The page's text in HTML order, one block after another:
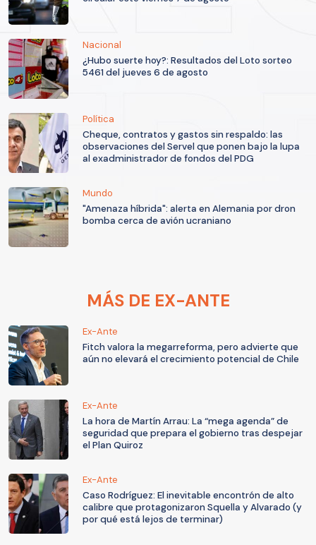
Nacional
¿Hubo suerte hoy?: Resultados del Loto sorteo
5461 del jueves 6 de agosto
Política
Cheque, contratos y gastos sin respaldo: las
observaciones del Servel que ponen bajo la lupa
al exadministrador de fondos del PDG
Mundo
"Amenaza híbrida": alerta en Alemania por dron
bomba cerca de avión ucraniano
MÁS DE EX-ANTE
Ex-Ante
Fitch valora la megarreforma, pero advierte que
aún no elevará el crecimiento potencial de Chile
Ex-Ante
La hora de Martín Arrau: La “mega agenda” de
seguridad que prepara el gobierno tras despejar
el Plan Quiroz
Ex-Ante
Caso Rodríguez: El inevitable encontrón de alto
calibre que protagonizaron Squella y Alvarado (y
por qué está lejos de terminar)